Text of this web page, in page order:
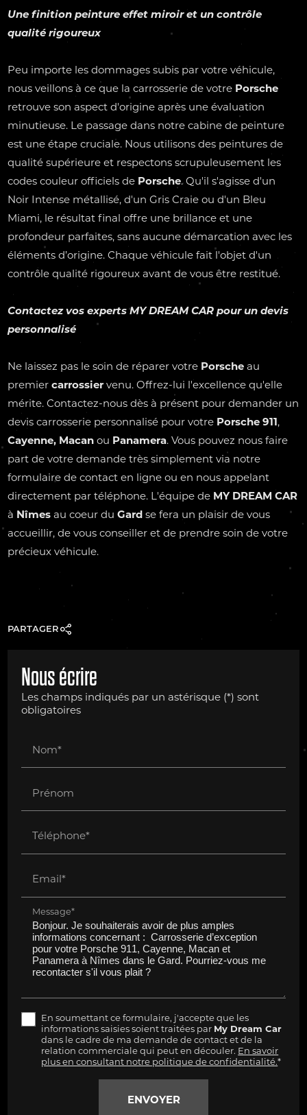
Une finition peinture effet miroir et un contrôle
qualité rigoureux
Peu importe les dommages subis par votre véhicule,
nous veillons à ce que la carrosserie de votre Porsche
retrouve son aspect d'origine après une évaluation
minutieuse. Le passage dans notre cabine de peinture
est une étape cruciale. Nous utilisons des peintures de
qualité supérieure et respectons scrupuleusement les
codes couleur officiels de Porsche. Qu'il s'agisse d'un
Noir Intense métallisé, d'un Gris Craie ou d'un Bleu
Miami, le résultat final offre une brillance et une
profondeur parfaites, sans aucune démarcation avec les
éléments d’origine. Chaque véhicule fait l'objet d'un
contrôle qualité rigoureux avant de vous être restitué.
Contactez vos expertsMY DREAM CAR pour un devis
personnalisé
Ne laissez pas le soin de réparer votre Porscheau
premiercarrossiervenu. Offrez-lui l'excellence qu'elle
mérite. Contactez-nous dès à présent pour demander un
devis carrosserie personnalisé pour votre Porsche 911,
Cayenne, Macanou Panamera. Vous pouvez nous faire
part de votre demande très simplement via notre
formulaire de contact en ligne ou en nous appelant
directement par téléphone. L'équipe de MY DREAM CAR
à Nîmesau coeur duGardse fera un plaisir de vous
accueillir, de vous conseiller et de prendre soin de votre
précieux véhicule.
PARTAGER
Nous écrire
Les champs indiqués par un astérisque (*) sont
obligatoires
Nom*
Prénom
Téléphone*
Email*
Message*
En soumettant ce formulaire, j'accepte que les
informations saisies soient traitées par My Dream Car
dans le cadre de ma demande de contact et de la
relation commerciale qui peut en découler. En savoir
plus en consultant notre politique de confidentialité.*